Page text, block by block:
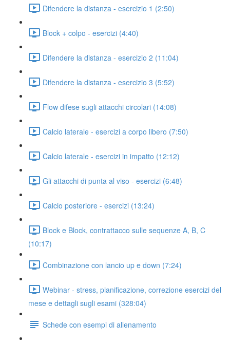
Difendere la distanza - esercizio 1 (2:50)
Block + colpo - esercizi (4:40)
Difendere la distanza - esercizio 2 (11:04)
Difendere la distanza - esercizio 3 (5:52)
Flow difese sugli attacchi circolari (14:08)
Calcio laterale - esercizi a corpo libero (7:50)
Calcio laterale - esercizi in impatto (12:12)
Gli attacchi di punta al viso - esercizi (6:48)
Calcio posteriore - esercizi (13:24)
Block e Block, contrattacco sulle sequenze A, B, C
(10:17)
Combinazione con lancio up e down (7:24)
Webinar - stress, pianificazione, correzione esercizi del
mese e dettagli sugli esami (328:04)
Schede con esempi di allenamento